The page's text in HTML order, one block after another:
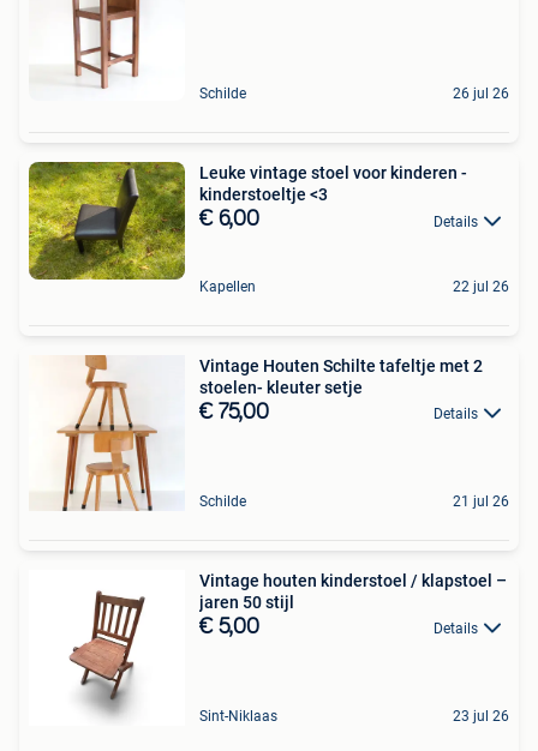
Schilde 26 jul 26
Leuke vintage stoel voor kinderen -
kinderstoeltje <3
€ 6,00 Details
Kapellen 22 jul 26
Vintage Houten Schilte tafeltje met 2
stoelen- kleuter setje
€ 75,00 Details
Schilde 21 jul 26
Vintage houten kinderstoel / klapstoel –
jaren 50 stijl
€ 5,00 Details
Sint-Niklaas 23 jul 26